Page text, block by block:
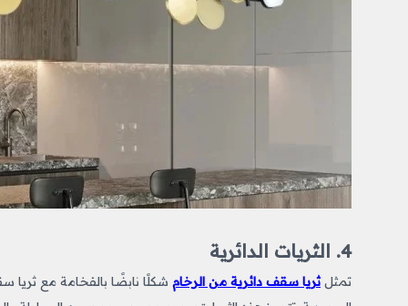
4. الثريات الدائرية
تمثلثريا سقف دائرية من الرخام شكلًا نابضًا بالفخامة مع ثريا